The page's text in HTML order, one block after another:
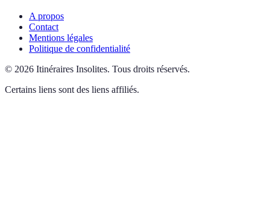
A propos
Contact
Mentions légales
Politique de confidentialité
© 2026 Itinéraires Insolites. Tous droits réservés.
Certains liens sont des liens affiliés.